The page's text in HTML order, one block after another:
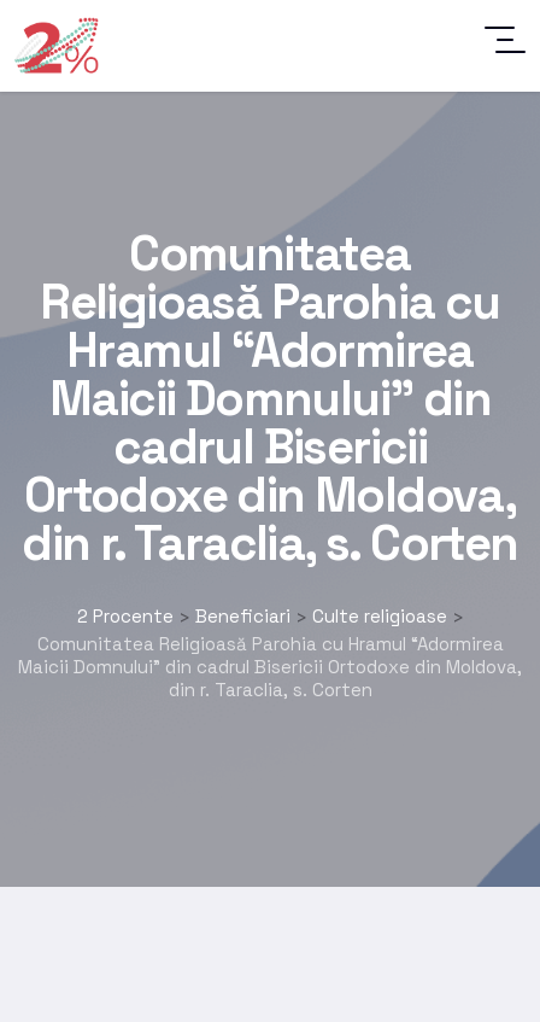
Comunitatea
Religioasă Parohia cu
Hramul “Adormirea
Maicii Domnului” din
cadrul Bisericii
Ortodoxe din Moldova,
din r. Taraclia, s. Corten
2 Procente > Beneficiari > Culte religioase >
Comunitatea Religioasă Parohia cu Hramul “Adormirea
Maicii Domnului” din cadrul Bisericii Ortodoxe din Moldova,
din r. Taraclia, s. Corten